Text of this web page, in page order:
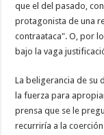
que el del pasado,
protagonista de una
contraataca". O, por
bajo la vaga
La beligerancia de su
la fuerza para
prensa que se le
recurriría a la